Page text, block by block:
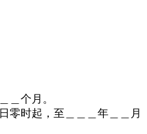
个月。
时起，至＿＿＿年＿＿月